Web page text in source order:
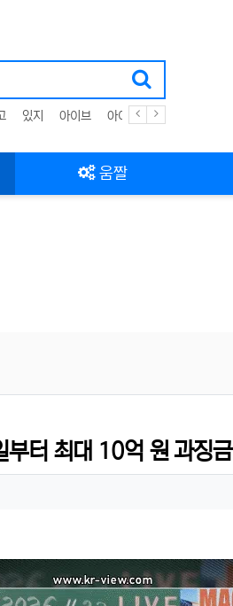
있지 아이브 아이유
움짤
부터 최대 10억 원 과징금